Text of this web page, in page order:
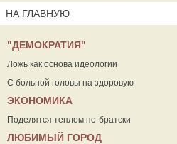
НА ГЛАВНУЮ
"ДЕМОКРАТИЯ"
Ложь как основа идеологии
С больной головы на здоровую
ЭКОНОМИКА
Поделятся теплом по-братски
ЛЮБИМЫЙ ГОРОД